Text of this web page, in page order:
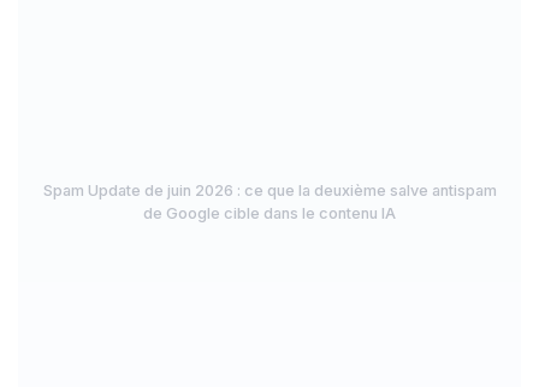
Spam Update de juin 2026 : ce que la deuxième salve antispam
de Google cible dans le contenu IA